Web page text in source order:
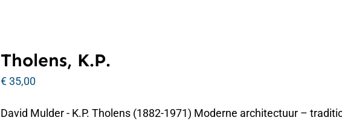
Tholens, K.P.
€35,00
David Mulder - K.P. Tholens (1882-1971) Moderne architectuur –